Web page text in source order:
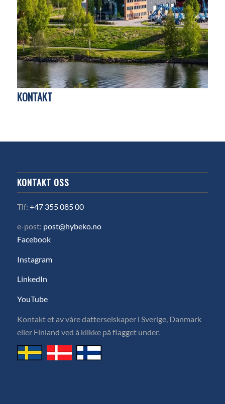
KONTAKT
KONTAKT OSS
Tlf: +47 355 085 00
e-post: post@hybeko.no
Facebook
Instagram
LinkedIn
YouTube
Kontakt et av våre datterselskaper i Sverige, Danmark
eller Finland ved å klikke på flagget under.